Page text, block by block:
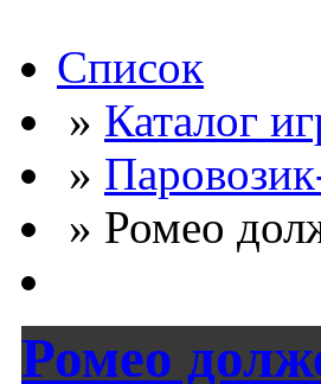
Список
» Каталог
»
» Ромео
Ромео